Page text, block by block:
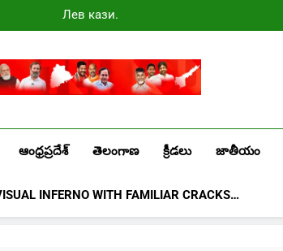
Лев казино
промокоды
ఆంధ్రప్రదేశ్ తెలంగాణ క్రీడలు జాతీయం
INFERNO WITH FAMILIAR CRACKS…